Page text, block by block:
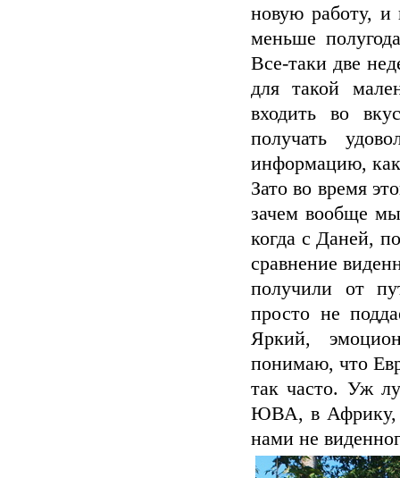
новую работу, и
меньше
Все-таки две
для такой
входить во
получать
информацию,
Зато во время
зачем вообще
когда с Даней,
сравнение
получили от
просто не
Яркий,
понимаю, что
так часто. Уж
ЮВА, в Африку,
нами не